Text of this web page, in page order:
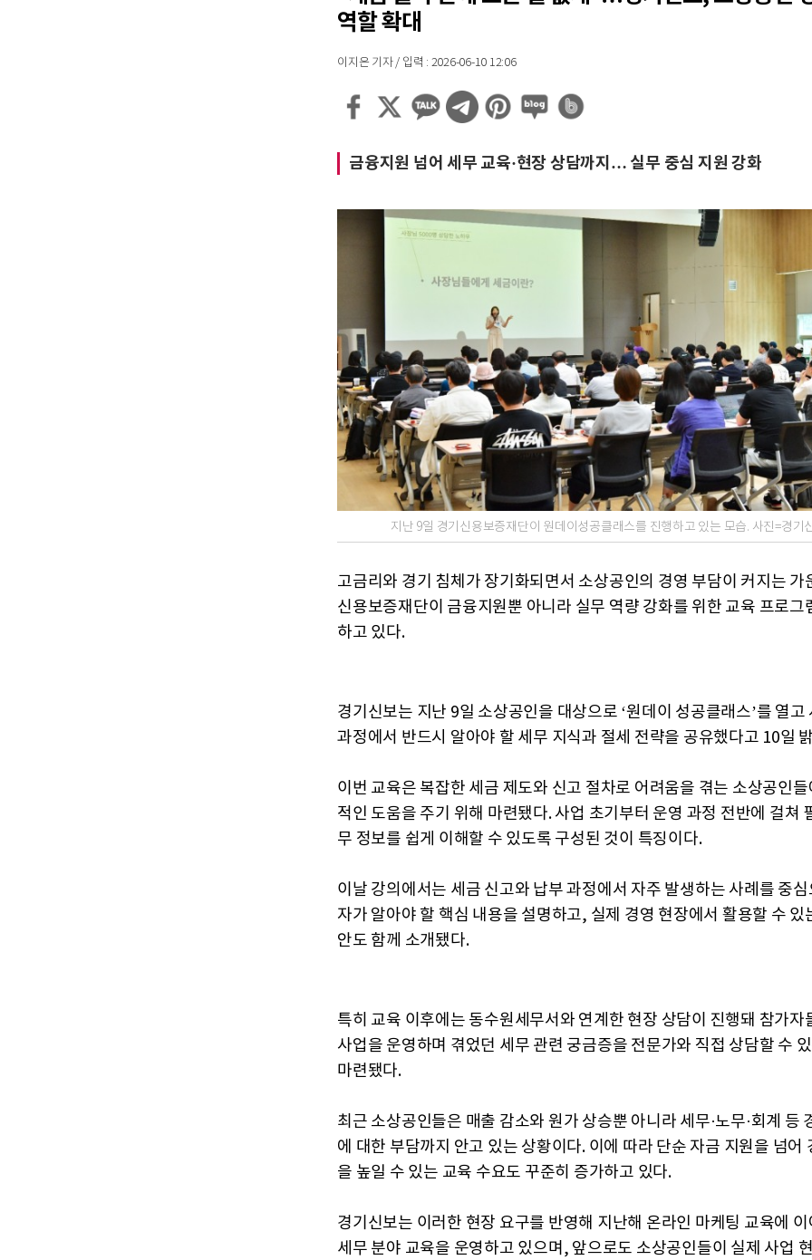
역할 확대
이지은 기자 / 입력 : 2026-06-10 12:06
금융지원 넘어 세무 교육·현장 상담까지… 실무 중심 지원 강화
지난 9일 경기신용보증재단이 원데이성공클래스를 진행하고 있는 모습. 사진=경기
고금리와 경기 침체가 장기화되면서 소상공인의 경영 부담이 커지는 가
신용보증재단이 금융지원뿐 아니라 실무 역량 강화를 위한 교육 프로그
하고 있다.
경기신보는 지난 9일 소상공인을 대상으로 ‘원데이 성공클래스’를 열고
과정에서 반드시 알아야 할 세무 지식과 절세 전략을 공유했다고 10일
이번 교육은 복잡한 세금 제도와 신고 절차로 어려움을 겪는 소상공인들
적인 도움을 주기 위해 마련됐다. 사업 초기부터 운영 과정 전반에 걸쳐
무 정보를 쉽게 이해할 수 있도록 구성된 것이 특징이다.
이날 강의에서는 세금 신고와 납부 과정에서 자주 발생하는 사례를 중심
자가 알아야 할 핵심 내용을 설명하고, 실제 경영 현장에서 활용할 수 있
안도 함께 소개됐다.
특히 교육 이후에는 동수원세무서와 연계한 현장 상담이 진행돼 참가자
사업을 운영하며 겪었던 세무 관련 궁금증을 전문가와 직접 상담할 수
마련됐다.
최근 소상공인들은 매출 감소와 원가 상승뿐 아니라 세무·노무·회계 등
에 대한 부담까지 안고 있는 상황이다. 이에 따라 단순 자금 지원을 넘어
을 높일 수 있는 교육 수요도 꾸준히 증가하고 있다.
경기신보는 이러한 현장 요구를 반영해 지난해 온라인 마케팅 교육에
세무 분야 교육을 운영하고 있으며, 앞으로도 소상공인들이 실제 사업